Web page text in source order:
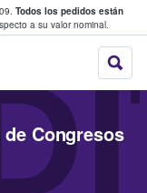
Todos los pedidos están
a su valor nominal.
Congresos